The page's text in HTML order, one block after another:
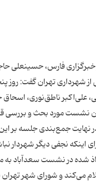
خبرگزاری فارس، حسینعلی
علی‌اکبر ناطق‌نوری،
نشست مورد بحث و بررسی
نهایت جمع‌بندی جلسه بر
اینکه نجفی دیگر
شده در نشست سعدآباد به
می‌کند و شورای شهر